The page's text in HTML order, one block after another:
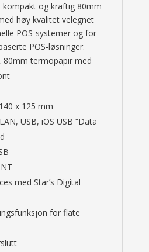
kompakt og kraftig 80mm
høy kvalitet velegnet
POS-systemer og for
POS-løsninger.
80mm termopapir med
x 125 mm
USB, iOS USB “Data
med Star’s Digital
for flate